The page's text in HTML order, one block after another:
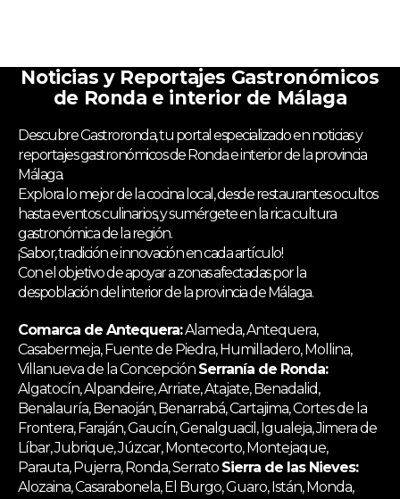
Noticias y Reportajes Gastronómicos
de Ronda e interior de Málaga
Descubre Gastroronda, tu portal especializado en noticias y
reportajes gastronómicos de Ronda e interior de la provincia
Málaga.
Explora lo mejor de la cocina local, desde restaurantes ocultos
hasta eventos culinarios, y sumérgete en la rica cultura
gastronómica de la región.
¡Sabor, tradición e innovación en cada artículo!
Con el objetivo de apoyar a zonas afectadas por la
despoblación del interior de la provincia de Málaga.
Comarca de Antequera:Alameda, Antequera,
Casabermeja, Fuente de Piedra, Humilladero, Mollina,
Villanueva de la Concepción Serranía de Ronda:
Algatocín, Alpandeire, Arriate, Atajate, Benadalid,
Benalauría, Benaoján, Benarrabá, Cartajima, Cortes de la
Frontera, Faraján, Gaucín, Genalguacil, Igualeja, Jimera de
Líbar, Jubrique, Júzcar, Montecorto, Montejaque,
Parauta, Pujerra, Ronda, Serrato Sierra de las Nieves:
Alozaina, Casarabonela, El Burgo, Guaro, Istán, Monda,